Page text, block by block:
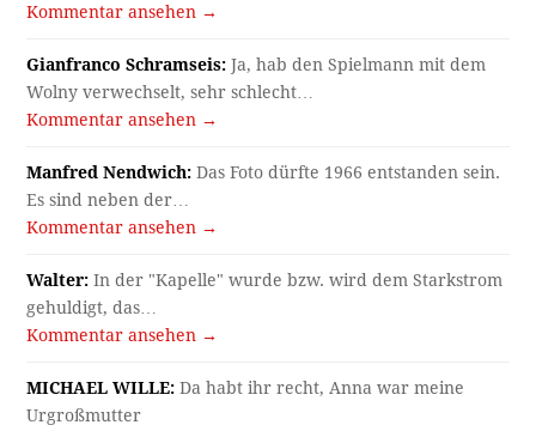
Kommentar ansehen →
Gianfranco Schramseis: Ja, hab den Spielmann mit dem
Wolny verwechselt, sehr schlecht…
Kommentar ansehen →
Manfred Nendwich: Das Foto dürfte 1966 entstanden sein.
Es sind neben der…
Kommentar ansehen →
Walter: In der "Kapelle" wurde bzw. wird dem Starkstrom
gehuldigt, das…
Kommentar ansehen →
MICHAEL WILLE: Da habt ihr recht, Anna war meine
Urgroßmutter